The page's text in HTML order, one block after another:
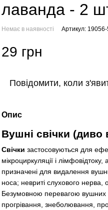
лаванда - 2
Немає в наявності Артикул:
29 грн
Повідомити, коли
Опис
Вушні свічки
Свічки застосовуються для
мікроциркуляції і
призначені для видалення
носа; невриті слухового нерва,
Безумовною перевагою вушних
прогрівання, знеболювання,